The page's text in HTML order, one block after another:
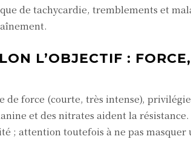
de tachycardie, tremblements et
L’OBJECTIF : FORCE,
de force (courte, très intense),
et des nitrates aident la résistance.
; attention toutefois à ne pas masquer